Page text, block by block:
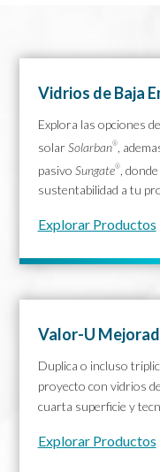
Vidrios de Baja
Explora las opciones
solarSolarban®,
pasivo Sungate®,
sustentabilidad a tu
Explorar Productos
Valor-U
Duplica o incluso
proyecto con vidrios
cuarta superficie y
Explorar Productos